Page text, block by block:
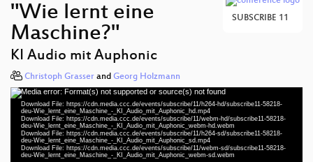
SUBSCRIBE 11
"Wie lernt eine
Maschine?"
KI Audio mit Auphonic
Christoph Grasser and Georg Holzmann
Video
Player
Media error: Format(s) not supported or source(s) not found
Download File: https://cdn.media.ccc.de/events/subscribe/11/h264-hd/subscribe11-58218-
deu-Wie_lernt_eine_Maschine_-_KI_Audio_mit_Auphonic_hd.mp4
Download File: https://cdn.media.ccc.de/events/subscribe/11/webm-hd/subscribe11-58218-
deu-Wie_lernt_eine_Maschine_-_KI_Audio_mit_Auphonic_webm-hd.webm
Download File: https://cdn.media.ccc.de/events/subscribe/11/h264-sd/subscribe11-58218-
deu-Wie_lernt_eine_Maschine_-_KI_Audio_mit_Auphonic_sd.mp4
Download File: https://cdn.media.ccc.de/events/subscribe/11/webm-sd/subscribe11-58218-
deu-Wie_lernt_eine_Maschine_-_KI_Audio_mit_Auphonic_webm-sd.webmdeu 1080p (mp4)